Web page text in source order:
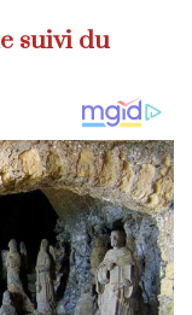
suivi du